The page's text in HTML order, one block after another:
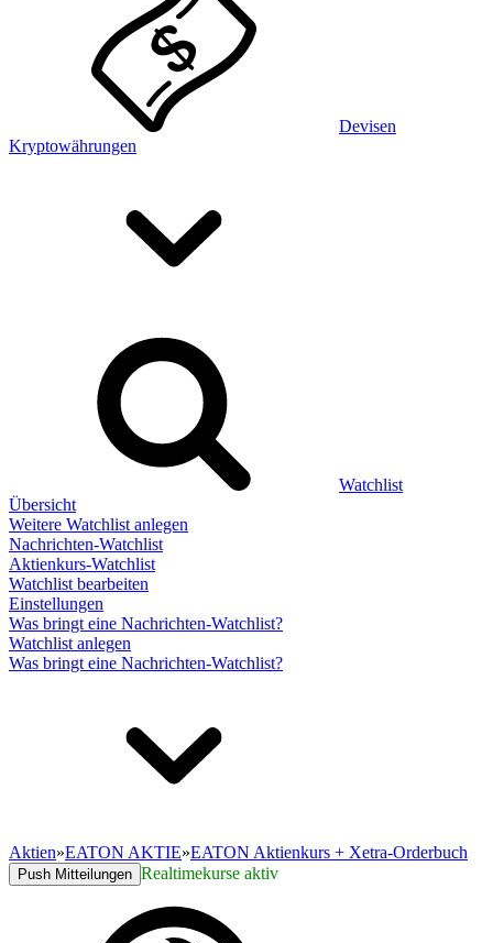
Devisen
Kryptowährungen
Watchlist
Übersicht
Weitere Watchlist anlegen
Nachrichten-Watchlist
Aktienkurs-Watchlist
Watchlist bearbeiten
Einstellungen
Was bringt eine Nachrichten-Watchlist?
Watchlist anlegen
Was bringt eine Nachrichten-Watchlist?
Aktien»EATON AKTIE»EATON Aktienkurs + Xetra-Orderbuch
Push Mitteilungen Realtimekurse aktiv